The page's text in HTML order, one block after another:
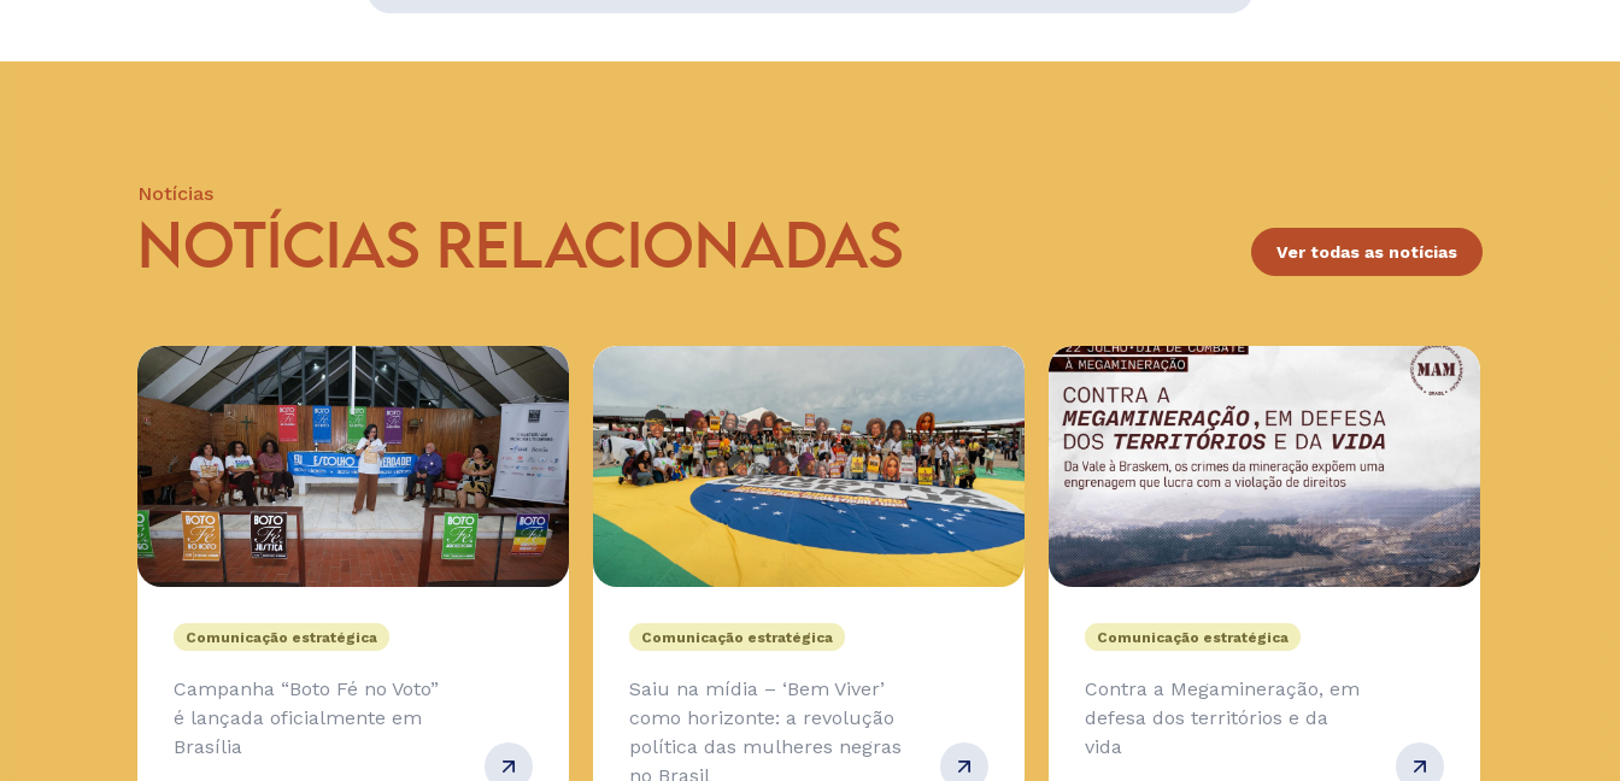
Notícias
NOTÍCIAS RELACIONADAS Ver todas as notícias
Comunicação estratégica
Campanha “Boto Fé no Voto”
é lançada oficialmente em
Brasília
Comunicação estratégica
Saiu na mídia – ‘Bem Viver’
como horizonte: a revolução
política das mulheres negras
no Brasil
Comunicação estratégica
Contra a Megamineração, em
defesa dos territórios e da
vida